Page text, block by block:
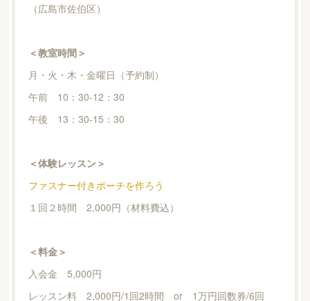
（広島市佐伯区）
＜教室時間＞
月・火・木・金曜日（予約制）
午前 10：30-12：30
午後 13：30-15：30
＜体験レッスン＞
ファスナー付きポーチを作ろう
１回２時間 2,000円（材料費込）
＜料金＞
入会金 5,000円
レッスン料 2,000円/1回2時間 or 1万円回数券/6回